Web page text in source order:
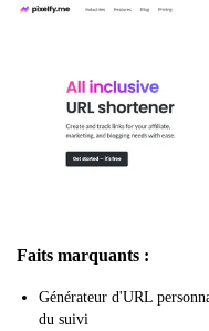
Faits marquants :
Générateur d'URL
du suivi